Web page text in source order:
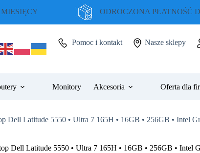
ODROCZONA PŁATNOŚĆ
Pomoc i kontakt Nasze sklepy
Monitory Akcesoria Oferta dla
Dell Latitude 5550 • Ultra 7 165H • 16GB • 256GB • Intel
Dell Latitude 5550 • Ultra 7 165H • 16GB • 256GB • Intel